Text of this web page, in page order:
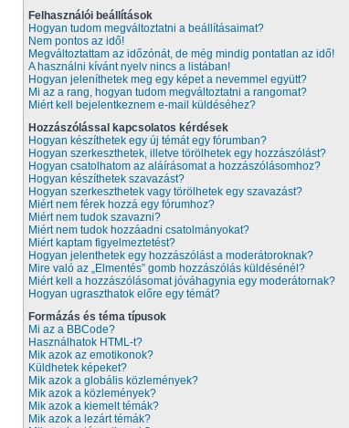
Felhasználói beállítások
Hogyan tudom megváltoztatni a beállításaimat?
Nem pontos az idő!
Megváltoztattam az időzónát, de még mindig pontatlan az idő!
A használni kívánt nyelv nincs a listában!
Hogyan jeleníthetek meg egy képet a nevemmel együtt?
Mi az a rang, hogyan tudom megváltoztatni a rangomat?
Miért kell bejelentkeznem e-mail küldéséhez?
Hozzászólással kapcsolatos kérdések
Hogyan készíthetek egy új témát egy fórumban?
Hogyan szerkeszthetek, illetve törölhetek egy hozzászólást?
Hogyan csatolhatom az aláírásomat a hozzászólásomhoz?
Hogyan készíthetek szavazást?
Hogyan szerkeszthetek vagy törölhetek egy szavazást?
Miért nem férek hozzá egy fórumhoz?
Miért nem tudok szavazni?
Miért nem tudok hozzáadni csatolmányokat?
Miért kaptam figyelmeztetést?
Hogyan jelenthetek egy hozzászólást a moderátoroknak?
Mire való az „Elmentés” gomb hozzászólás küldésénél?
Miért kell a hozzászólásomat jóváhagynia egy moderátornak?
Hogyan ugraszthatok előre egy témát?
Formázás és téma típusok
Mi az a BBCode?
Használhatok HTML-t?
Mik azok az emotikonok?
Küldhetek képeket?
Mik azok a globális közlemények?
Mik azok a közlemények?
Mik azok a kiemelt témák?
Mik azok a lezárt témák?